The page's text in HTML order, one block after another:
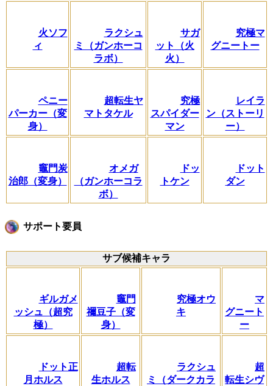
火ソフ
ィ
ラクシュ
ミ（ガンホーコ
ラボ）
サガ
ット（火
火）
究極マ
グニートー
ペニー
パーカー（変
身）
超転生ヤ
マトタケル
究極
スパイダー
マン
レイラ
ン（ストーリ
ー）
竈門炭
治郎（変身）
オメガ
（ガンホーコラ
ボ）
ドッ
トケン
ドット
ダン
サポート要員
サブ候補キャラ
ギルガメ
ッシュ（超究
極）
竈門
禰豆子（変
身）
究極オウ
キ
マ
グニート
ー
ドット正
月ホルス
超転
生ホルス
ラクシュ
ミ（ダークカラ
超
転生シヴ